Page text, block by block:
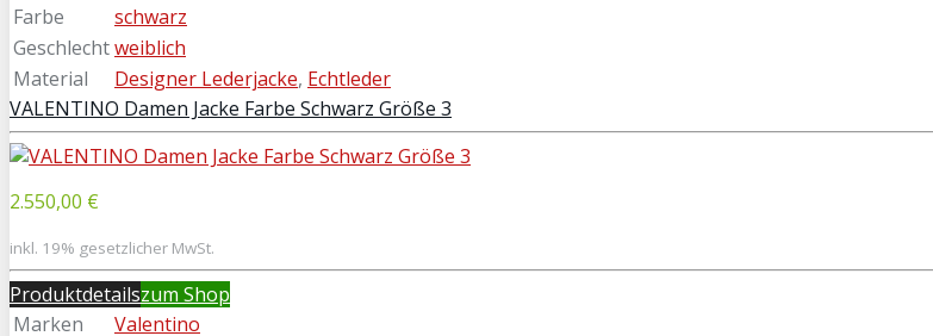
Farbe
schwarz
Geschlechtweiblich
Material
Designer Lederjacke, Echtleder
VALENTINO Damen Jacke Farbe Schwarz Größe 3
2.550,00 €
inkl. 19% gesetzlicher MwSt.
Produktdetailszum Shop
Marken
Valentino